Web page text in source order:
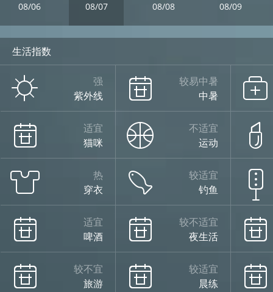
08/06 08/07 08/08 08/09
周四
少云
28°
16°
少云
08/13
生活指数
强
紫外线
较易中暑
中暑
适宜
猫咪
不适宜
运动
热
穿衣
较适宜
钓鱼
适宜
啤酒
较不适宜
夜生活
较不宜
旅游
较适宜
晨练